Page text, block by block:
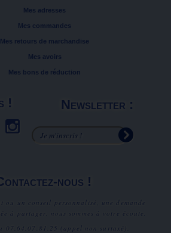
Mes adresses
Mes commandes
Mes retours de marchandise
Mes avoirs
Mes bons de réduction
! Newsletter :
nous !
ou un conseil personnalisé, une demande
à partager, nous sommes à votre écoute.
07.64.07.81.25 (appel non surtaxé).